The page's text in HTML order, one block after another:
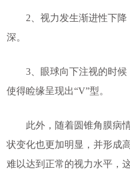
2、视力发生渐进性下降
深。
3、眼球向下注视的时候
使得睑缘呈现出“V”型。
此外，随着圆锥角膜病情
状变化也更加明显，并形成
难以达到正常的视力水平，